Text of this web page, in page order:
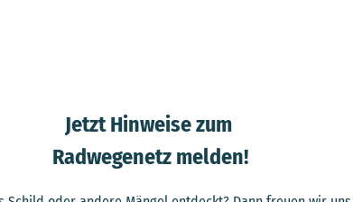
Jetzt Hinweise zum
Radwegenetz melden!